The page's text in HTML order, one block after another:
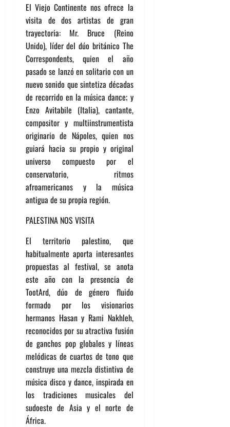
El Viejo Continente nos ofrece la
visita de dos artistas de gran
trayectoria: Mr. Bruce (Reino
Unido), líder del dúo británico The
Correspondents, quien el año
pasado se lanzó en solitario con un
nuevo sonido que sintetiza décadas
de recorrido en la música dance; y
Enzo Avitabile (Italia), cantante,
compositor y multiinstrumentista
originario de Nápoles, quien nos
guiará hacia su propio y original
universo compuesto por el
conservatorio, ritmos
afroamericanos y la música
antigua de su propia región.
PALESTINA NOS VISITA
El territorio palestino, que
habitualmente aporta interesantes
propuestas al festival, se anota
este año con la presencia de
TootArd, dúo de género fluido
formado por los visionarios
hermanos Hasan y Rami Nakhleh,
reconocidos por su atractiva fusión
de ganchos pop globales y líneas
melódicas de cuartos de tono que
construye una mezcla distintiva de
música disco y dance, inspirada en
los tradiciones musicales del
sudoeste de Asia y el norte de
África.